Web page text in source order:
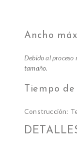
Ancho
Debido al proceso
tamaño.
Tiempo
Construcción: